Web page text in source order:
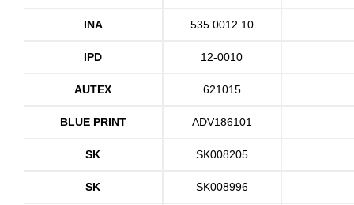
INA 535 0012 10
IPD 12-0010
AUTEX 621015
BLUE PRINT ADV186101
SK SK008205
SK SK008996